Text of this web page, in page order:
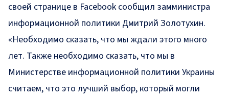
своей странице в Facebook сообщил замминистра
информационной политики Дмитрий Золотухин.
«Необходимо сказать, что мы ждали этого много
лет. Также необходимо сказать, что мы в
Министерстве информационной политики Украины
считаем, что это лучший выбор, который могли